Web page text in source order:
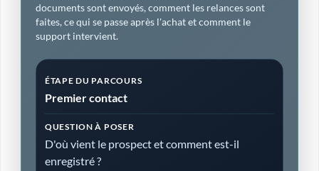
documents sont envoyés, comment les relances sont
faites, ce qui se passe après l'achat et comment le
support intervient.
Premier contact
D'où vient le prospect et comment est-il
enregistré ?